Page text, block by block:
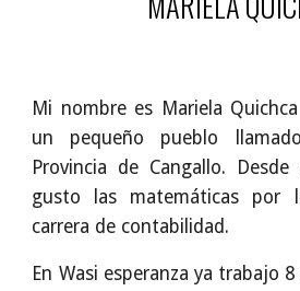
Mi nombre es Mariela
un pequeño pueblo
Provincia de Cangallo.
gusto las matemáticas por
carrera de contabilidad.
En Wasi esperanza ya trabajo